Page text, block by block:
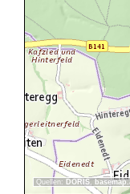
Quellen: DORIS,